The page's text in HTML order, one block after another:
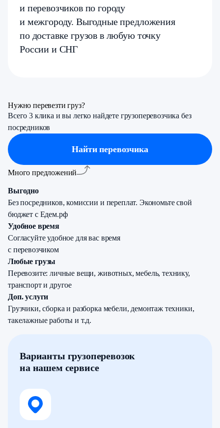
и перевозчиков по городу
и межгороду. Выгодные предложения
по доставке грузов в любую точку
России и СНГ
Нужно перевезти груз?
Всего 3 клика и вы легко найдете грузоперевозчика без
посредников
Найти перевозчика
Много предложений
Выгодно
Без посредников, комиссии и переплат. Экономьте свой
бюджет с Едем.рф
Удобное время
Согласуйте удобное для вас время
с перевозчиком
Любые грузы
Перевозите: личные вещи, животных, мебель, технику,
транспорт и другое
Доп. услуги
Грузчики, сборка и разборка мебели, демонтаж техники,
такелажные работы и т.д.
Варианты грузоперевозок
на нашем сервисе